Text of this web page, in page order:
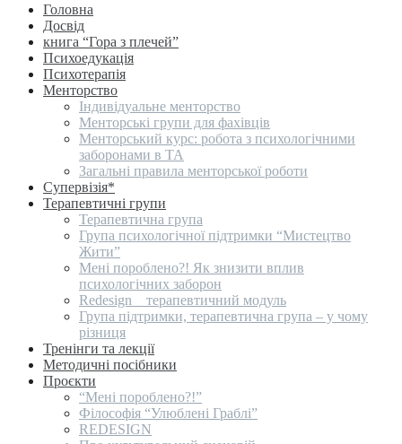
Головна
Досвід
книга “Гора з плечей”
Психоедукація
Психотерапія
Менторство
Індивідуальне менторство
Менторські групи для фахівців
Менторський курс: робота з психологічними
заборонами в ТА
Загальні правила менторської роботи
Супервізія*
Терапевтичні групи
Терапевтична група
Група психологічної підтримки “Мистецтво
Жити”
Мені пороблено?! Як знизити вплив
психологічних заборон
Redesign _ терапевтичний модуль
Група підтримки, терапевтична група – у чому
різниця
Тренінги та лекції
Методичні посібники
Проєкти
“Мені пороблено?!”
Філософія “Улюблені Граблі”
REDESIGN